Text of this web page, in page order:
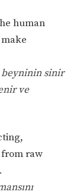
human
beyninin sinir
ve
raw